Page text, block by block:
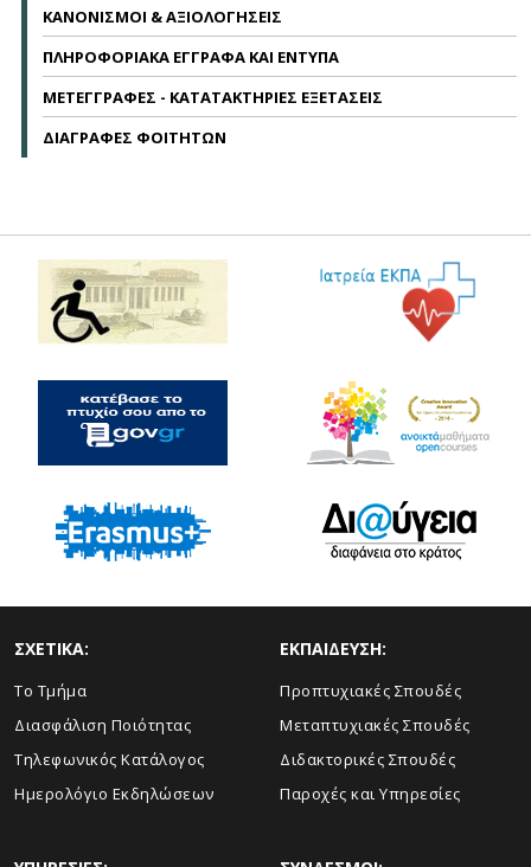
ΚΑΝΟΝΙΣΜΟΙ & ΑΞΙΟΛΟΓΗΣΕΙΣ
ΠΛΗΡΟΦΟΡΙΑΚΑ ΕΓΓΡΑΦΑ ΚΑΙ ΕΝΤΥΠΑ
ΜΕΤΕΓΓΡΑΦΕΣ - ΚΑΤΑΤΑΚΤΗΡΙΕΣ ΕΞΕΤΑΣΕΙΣ
ΔΙΑΓΡΑΦΕΣ ΦΟΙΤΗΤΩΝ
ΣΧΕΤΙΚΑ:
Το Τμήμα
Διασφάλιση Ποιότητας
Τηλεφωνικός Κατάλογος
Ημερολόγιο Εκδηλώσεων
ΕΚΠΑΙΔΕΥΣΗ:
Προπτυχιακές Σπουδές
Μεταπτυχιακές Σπουδές
Διδακτορικές Σπουδές
Παροχές και Υπηρεσίες